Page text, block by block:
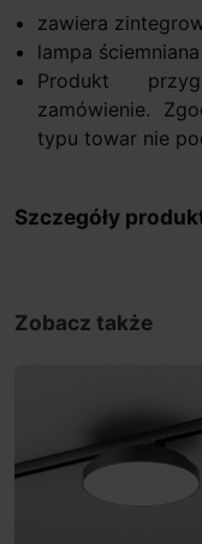
zawiera
lampa
Produkt
zamówienie.
typu towar nie
Szczegóły
Zobacz także